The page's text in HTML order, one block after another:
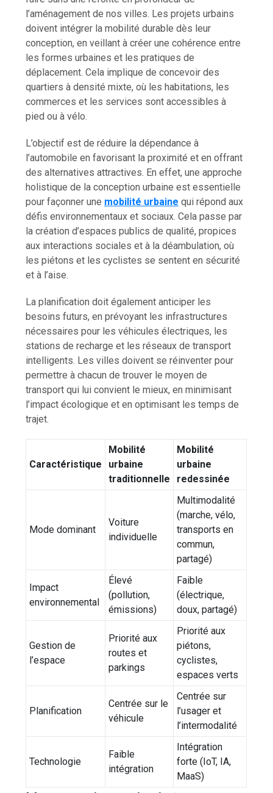
l’aménagement de nos villes. Les projets urbains
doivent intégrer la mobilité durable dès leur
conception, en veillant à créer une cohérence entre
les formes urbaines et les pratiques de
déplacement. Cela implique de concevoir des
quartiers à densité mixte, où les habitations, les
commerces et les services sont accessibles à
pied ou à vélo.
L’objectif est de réduire la dépendance à
l’automobile en favorisant la proximité et en offrant
des alternatives attractives. En effet, une approche
holistique de la conception urbaine est essentielle
pour façonner une mobilité urbaine qui répond aux
défis environnementaux et sociaux. Cela passe par
la création d’espaces publics de qualité, propices
aux interactions sociales et à la déambulation, où
les piétons et les cyclistes se sentent en sécurité
et à l’aise.
La planification doit également anticiper les
besoins futurs, en prévoyant les infrastructures
nécessaires pour les véhicules électriques, les
stations de recharge et les réseaux de transport
intelligents. Les villes doivent se réinventer pour
permettre à chacun de trouver le moyen de
transport qui lui convient le mieux, en minimisant
l’impact écologique et en optimisant les temps de
trajet.
Caractéristique
Mobilité
urbaine
traditionnelle
Mobilité
urbaine
redessinée
Mode dominant
Voiture
individuelle
Multimodalité
(marche, vélo,
transports en
commun,
partagé)
Impact
environnemental
Élevé
(pollution,
émissions)
Faible
(électrique,
doux, partagé)
Gestion de
l’espace
Priorité aux
routes et
parkings
Priorité aux
piétons,
cyclistes,
espaces verts
Planification
Centrée sur le
véhicule
Centrée sur
l’usager et
l’intermodalité
Technologie
Faible
intégration
Intégration
forte (IoT, IA,
MaaS)